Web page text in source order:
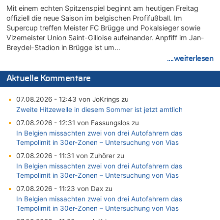
Mit einem echten Spitzenspiel beginnt am heutigen Freitag
offiziell die neue Saison im belgischen Profifußball. Im
Supercup treffen Meister FC Brügge und Pokalsieger sowie
Vizemeister Union Saint-Gilloise aufeinander. Anpfiff im Jan-
Breydel-Stadion in Brügge ist um…
....weiterlesen
Aktuelle Kommentare
07.08.2026 - 12:43 von JoKrings zu
Zweite Hitzewelle in diesem Sommer ist jetzt amtlich
07.08.2026 - 12:31 von Fassungslos zu
In Belgien missachten zwei von drei Autofahrern das
Tempolimit in 30er-Zonen – Untersuchung von Vias
07.08.2026 - 11:31 von Zuhörer zu
In Belgien missachten zwei von drei Autofahrern das
Tempolimit in 30er-Zonen – Untersuchung von Vias
07.08.2026 - 11:23 von Dax zu
In Belgien missachten zwei von drei Autofahrern das
Tempolimit in 30er-Zonen – Untersuchung von Vias